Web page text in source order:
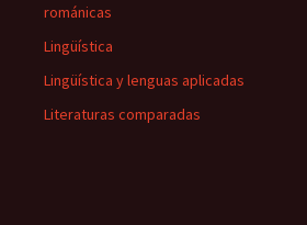
románicas
Lingüística
Lingüística y lenguas aplicadas
Literaturas comparadas